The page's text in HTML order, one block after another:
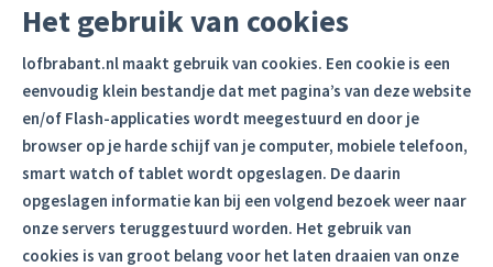
Het gebruik van cookies
lofbrabant.nl maakt gebruik van cookies. Een cookie is een
eenvoudig klein bestandje dat met pagina’s van deze website
en/of Flash-applicaties wordt meegestuurd en door je
browser op je harde schijf van je computer, mobiele telefoon,
smart watch of tablet wordt opgeslagen. De daarin
opgeslagen informatie kan bij een volgend bezoek weer naar
onze servers teruggestuurd worden. Het gebruik van
cookies is van groot belang voor het laten draaien van onze